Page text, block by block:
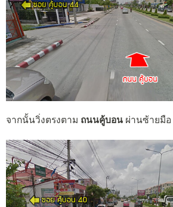
จากนั้นวิ่งตรงตาม ถนนคู้บอน ผ่านซ้ายมือ